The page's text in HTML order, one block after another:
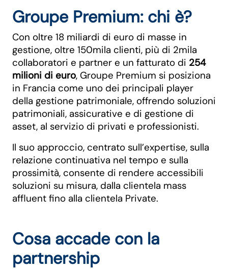
Groupe Premium: chi è?
Con oltre 18 miliardi di euro di masse in
gestione, oltre 150mila clienti, più di 2mila
collaboratori e partner e un fatturato di 254
milioni di euro, Groupe Premium si posiziona
in Francia come uno dei principali player
della gestione patrimoniale, offrendo soluzioni
patrimoniali, assicurative e di gestione di
asset, al servizio di privati e professionisti.
Il suo approccio, centrato sull’expertise, sulla
relazione continuativa nel tempo e sulla
prossimità, consente di rendere accessibili
soluzioni su misura, dalla clientela mass
affluent fino alla clientela Private.
Cosa accade con la
partnership